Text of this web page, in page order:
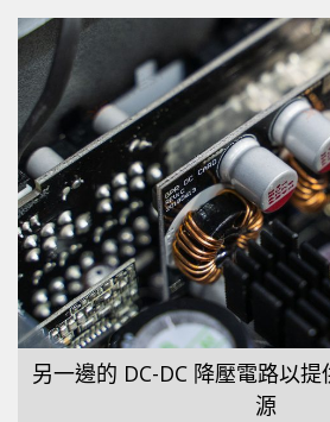
另一邊的 DC-DC 降壓電路以提
源